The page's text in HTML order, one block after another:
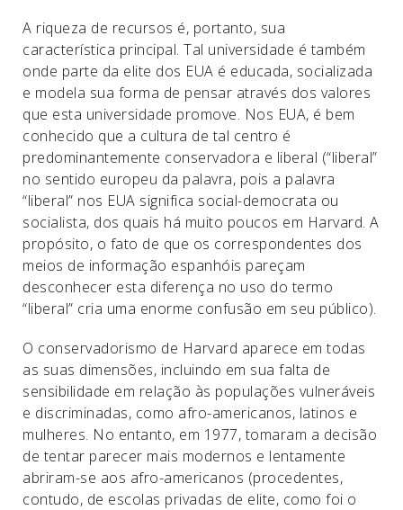
A riqueza de recursos é, portanto, sua
característica principal. Tal universidade é também
onde parte da elite dos EUA é educada, socializada
e modela sua forma de pensar através dos valores
que esta universidade promove. Nos EUA, é bem
conhecido que a cultura de tal centro é
predominantemente conservadora e liberal (“liberal”
no sentido europeu da palavra, pois a palavra
“liberal” nos EUA significa social-democrata ou
socialista, dos quais há muito poucos em Harvard. A
propósito, o fato de que os correspondentes dos
meios de informação espanhóis pareçam
desconhecer esta diferença no uso do termo
“liberal” cria uma enorme confusão em seu público).
O conservadorismo de Harvard aparece em todas
as suas dimensões, incluindo em sua falta de
sensibilidade em relação às populações vulneráveis
e discriminadas, como afro-americanos, latinos e
mulheres. No entanto, em 1977, tomaram a decisão
de tentar parecer mais modernos e lentamente
abriram-se aos afro-americanos (procedentes,
contudo, de escolas privadas de elite, como foi o